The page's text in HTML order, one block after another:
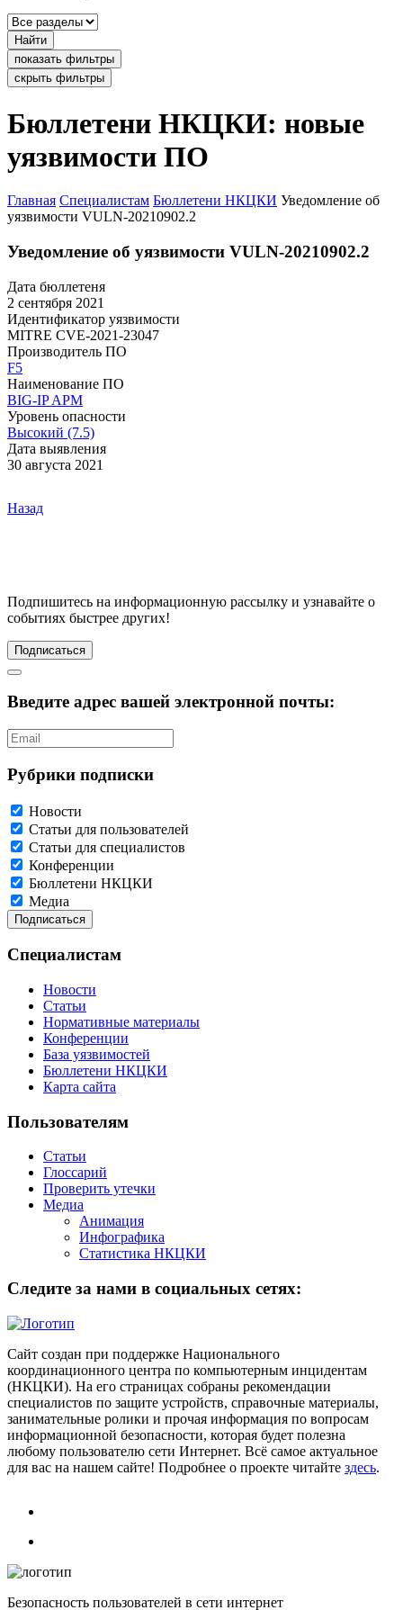
Найти
показать фильтры
скрыть фильтры
Бюллетени НКЦКИ: новые
уязвимости ПО
Главная Специалистам Бюллетени НКЦКИ Уведомление об
уязвимости VULN-20210902.2
Уведомление об уязвимости VULN-20210902.2
Дата бюллетеня
2 сентября 2021
Идентификатор уязвимости
MITRE CVE-2021-23047
Производитель ПО
F5
Наименование ПО
BIG-IP APM
Уровень опасности
Высокий (7.5)
Дата выявления
30 августа 2021
Назад
Подпишитесь на информационную рассылку и узнавайте о
событиях быстрее других!
Подписаться
Введите адрес вашей электронной почты:
Рубрики подписки
Новости
Статьи для пользователей
Статьи для специалистов
Конференции
Бюллетени НКЦКИ
Медиа
Специалистам
Новости
Статьи
Нормативные материалы
Конференции
База уязвимостей
Бюллетени НКЦКИ
Карта сайта
Пользователям
Статьи
Глоссарий
Проверить утечки
Медиа
Анимация
Инфографика
Статистика НКЦКИ
Следите за нами в социальных сетях:
Сайт создан при поддержке Национального
координационного центра по компьютерным инцидентам
(НКЦКИ). На его страницах собраны рекомендации
специалистов по защите устройств, справочные материалы,
занимательные ролики и прочая информация по вопросам
информационной безопасности, которая будет полезна
любому пользователю сети Интернет. Всё самое актуальное
для вас на нашем сайте! Подробнее о проекте читайте здесь.
Безопасность пользователей в сети интернет